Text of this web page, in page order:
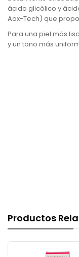
ácido glicólico y
Aox-Tech) que
Para una piel más
y un tono más
Productos